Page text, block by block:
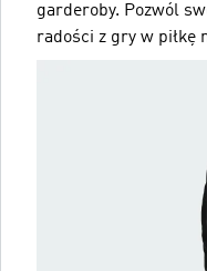
garderoby. Pozwól
radości z gry w piłkę